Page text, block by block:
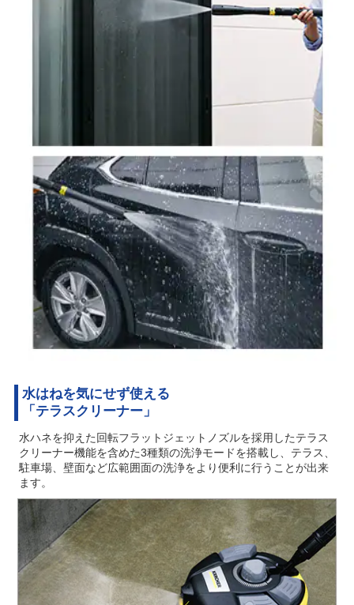
水はねを気にせず使える
「テラスクリーナー」
水ハネを抑えた回転フラットジェットノズルを採用したテラス
クリーナー機能を含めた3種類の洗浄モードを搭載し、テラス、
駐車場、壁面など広範囲面の洗浄をより便利に行うことが出来
ます。